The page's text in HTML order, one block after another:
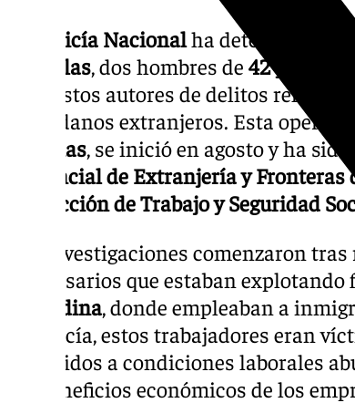
Policía Nacional ha detenido en
agrícolas, dos hombres de 42 y 50 años
supuestos autores de delitos
ciudadanos extranjeros. Esta
Mecinas, se inició en agosto y ha
Provincial de Extranjería y Fronteras
Inspección de Trabajo y Seguridad
Las investigaciones comenzaron
empresarios que estaban
granadina, donde empleaban a
la Policía, estos trabajadores eran
sometidos a condiciones laborales
los beneficios económicos de los